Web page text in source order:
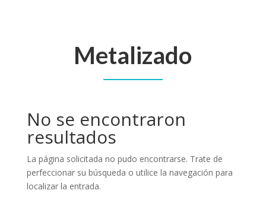
Metalizado
No se encontraron
resultados
La página solicitada no pudo encontrarse. Trate de
perfeccionar su búsqueda o utilice la navegación para
localizar la entrada.